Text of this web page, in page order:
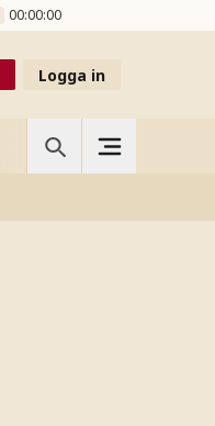
00:00:00
Logga in